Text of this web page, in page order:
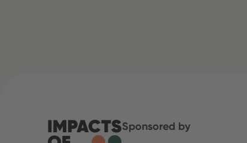
Sponsored by